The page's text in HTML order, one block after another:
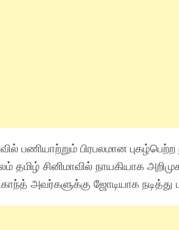
பணியாற்றும் பிரபலமான
தமிழ் சினிமாவில் நாயகியாக
அவர்களுக்கு ஜோடியாக நடித்து